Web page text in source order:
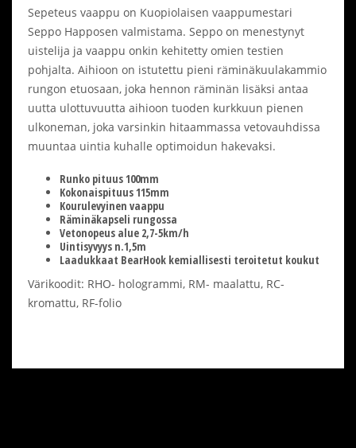
Sepeteus vaappu on Kuopiolaisen vaappumestari
Seppo Happosen valmistama. Seppo on menestynyt
uistelija ja vaappu onkin kehitetty omien testien
pohjalta. Aihioon on istutettu pieni räminäkuulakammio
rungon etuosaan, joka hennon räminän lisäksi antaa
uutta ulottuvuutta aihioon tuoden kurkkuun pienen
ulkoneman, joka varsinkin hitaammassa vetovauhdissa
muuntaa uintia kuhalle optimoidun hakevaksi.
Runko pituus 100mm
Kokonaispituus 115mm
Kourulevyinen vaappu
Räminäkapseli rungossa
Vetonopeus alue 2,7-5km/h
Uintisyvyys n.1,5m
Laadukkaat BearHook kemiallisesti teroitetut koukut
Värikoodit: RHO- hologrammi, RM- maalattu, RC-
kromattu, RF-folio